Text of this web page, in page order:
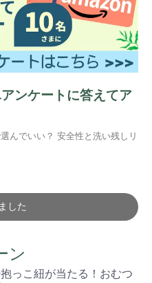
ンケートに答えてア
んでいい？ 安全性と洗い残しリ
した
ン
っこ紐が当たる！おむつ